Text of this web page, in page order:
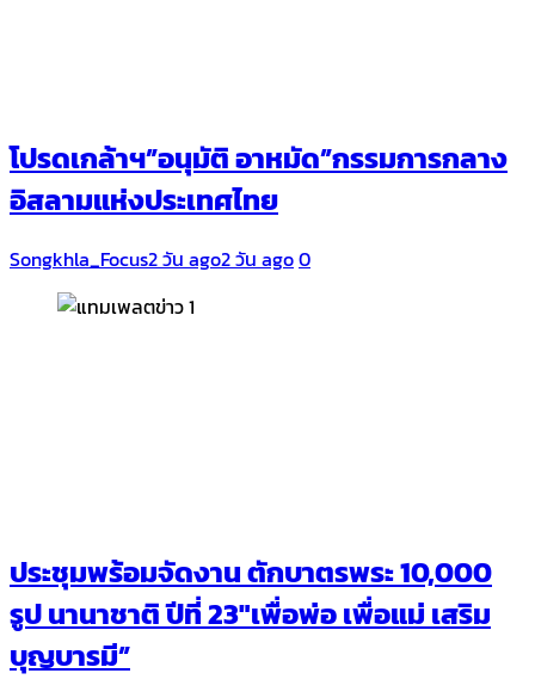
โปรดเกล้าฯ”อนุมัติ อาหมัด”กรรมการกลาง
อิสลามแห่งประเทศไทย
Songkhla_Focus2 วัน ago2 วัน ago0
ประชุมพร้อมจัดงาน ตักบาตรพระ 10,000
รูป นานาชาติ ปีที่ 23″เพื่อพ่อ เพื่อแม่ เสริม
บุญบารมี”